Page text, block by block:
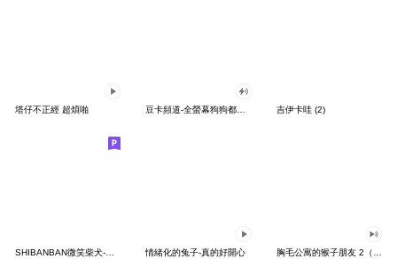
塔仔不正經 超煩啪 吉伊卡哇 (2)
SHIBANBAN微笑柴犬-廢柴寶寶日常 情緒化的兔子-真的好開心 胸毛公寓的猴子朋友 2（有聲動態）